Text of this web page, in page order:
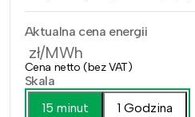
Aktualna cena energii
zł/MWh
Cena netto (bez VAT)
Skala
15 minut
1 Godzina